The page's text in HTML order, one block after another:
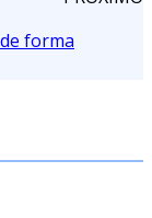
forma